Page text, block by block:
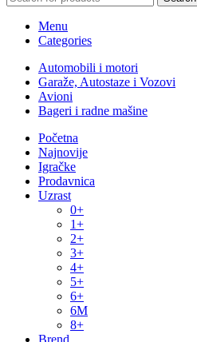
Menu
Categories
Automobili i motori
Garaže, Autostaze i Vozovi
Avioni
Bageri i radne mašine
Početna
Najnovije
Igračke
Prodavnica
Uzrast
0+
1+
2+
3+
4+
5+
6+
6M
8+
Brend